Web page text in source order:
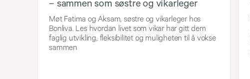
– sammen som søstre og vikarleger
Møt Fatima og Aksam, søstre og vikarleger hos
Bonliva. Les hvordan livet som vikar har gitt dem
faglig utvikling, fleksibilitet og muligheten til å vokse
sammen